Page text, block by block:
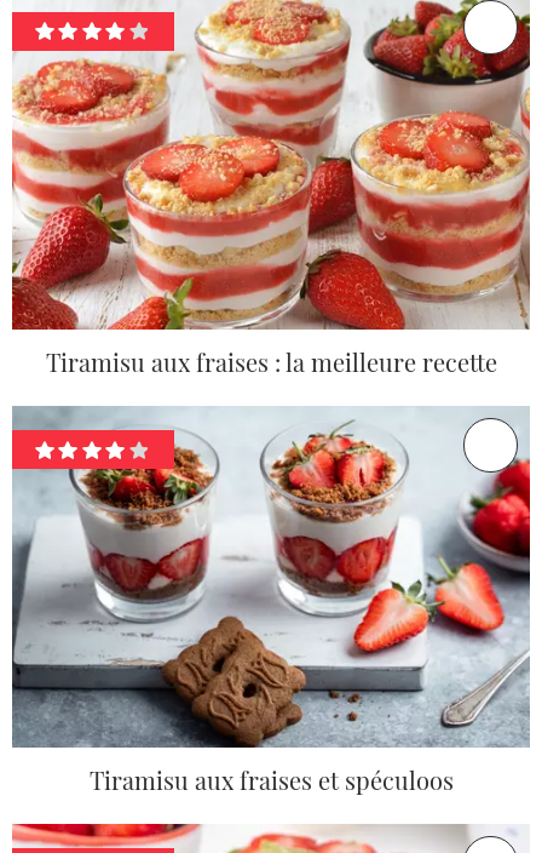
Tiramisu aux fraises : la meilleure recette
Tiramisu aux fraises et spéculoos